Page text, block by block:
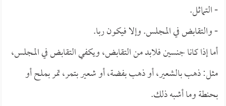
- التماثل.
- والتقابض في المجلس. وإلا فيكون ربا.
أما إذا كانا جنسين فلابد من التقابض، ويكفي التقابض في المجلس،
مثل: ذهب بالشعير، أو ذهب بفضة، أو شعير بتمر، تمر بملح أو
بحنطة وما أشبه ذلك.